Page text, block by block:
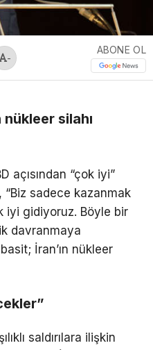
-
ABONE OL
nükleer silahı
açısından “çok iyi”
sadece kazanmak
iyi gidiyoruz. Böyle bir
davranmaya
İran’ın nükleer
saldırılara ilişkin